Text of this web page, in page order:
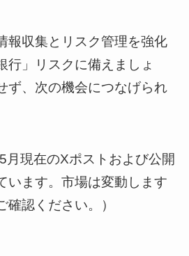
報収集とリスク管理を強化
行」リスクに備えましょ
ず、次の機会につなげられ
月現在のXポストおよび公開
います。市場は変動します
認ください。）